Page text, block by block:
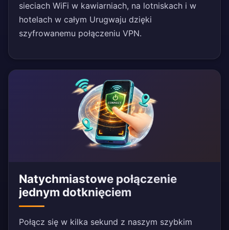
sieciach WiFi w kawiarniach, na lotniskach i w
hotelach w całym Urugwaju dzięki
szyfrowanemu połączeniu VPN.
Natychmiastowe połączenie
jednym dotknięciem
Połącz się w kilka sekund z naszym szybkim